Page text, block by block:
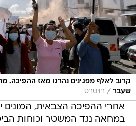
קרוב לאלף מפגינים נהרגו מאז ההפיכה.
שעבר / רויטרס
אחרי ההפיכה הצבאית, המונים
במחאה נגד המשטר וכוחות